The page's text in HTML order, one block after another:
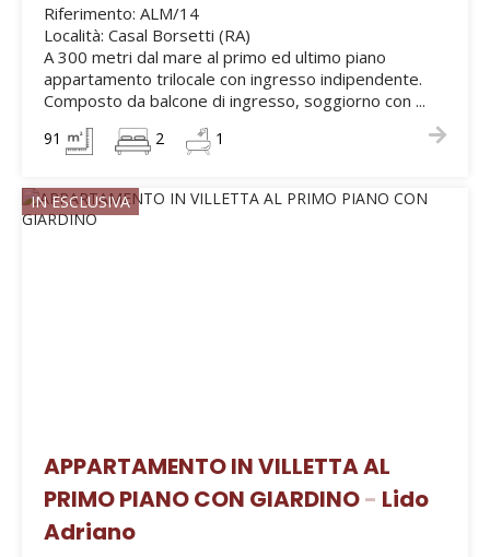
Riferimento: ALM/14
Località: Casal Borsetti (RA)
A 300 metri dal mare al primo ed ultimo piano
appartamento trilocale con ingresso indipendente.
Composto da balcone di ingresso, soggiorno con ...
91 2 1
IN ESCLUSIVA
APPARTAMENTO IN VILLETTA AL
PRIMO PIANO CON GIARDINO- Lido
Adriano